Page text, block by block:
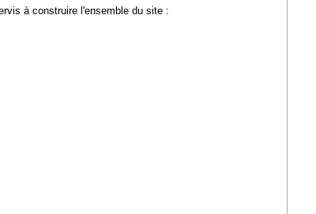
à construire l'ensemble du site :